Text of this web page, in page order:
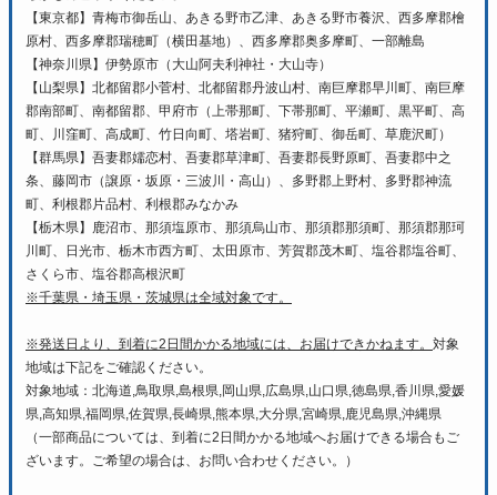
【東京都】青梅市御岳山、あきる野市乙津、あきる野市養沢、西多摩郡檜
原村、西多摩郡瑞穂町（横田基地）、西多摩郡奥多摩町、一部離島
【神奈川県】伊勢原市（大山阿夫利神社・大山寺）
【山梨県】北都留郡小菅村、北都留郡丹波山村、南巨摩郡早川町、南巨摩
郡南部町、南都留郡、甲府市（上帯那町、下帯那町、平瀬町、黒平町、高
町、川窪町、高成町、竹日向町、塔岩町、猪狩町、御岳町、草鹿沢町）
【群馬県】吾妻郡嬬恋村、吾妻郡草津町、吾妻郡長野原町、吾妻郡中之
条、藤岡市（譲原・坂原・三波川・高山）、多野郡上野村、多野郡神流
町、利根郡片品村、利根郡みなかみ
【栃木県】鹿沼市、那須塩原市、那須烏山市、那須郡那須町、那須郡那珂
川町、日光市、栃木市西方町、太田原市、芳賀郡茂木町、塩谷郡塩谷町、
さくら市、塩谷郡高根沢町
※千葉県・埼玉県・茨城県は全域対象です。
※発送日より、到着に2日間かかる地域には、お届けできかねます。 対象
地域は下記をご確認ください。
対象地域：北海道,鳥取県,島根県,岡山県,広島県,山口県,徳島県,香川県,愛媛
県,高知県,福岡県,佐賀県,長崎県,熊本県,大分県,宮崎県,鹿児島県,沖縄県
（一部商品については、到着に2日間かかる地域へお届けできる場合もご
ざいます。ご希望の場合は、お問い合わせください。）